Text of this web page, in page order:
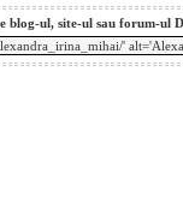
blog-ul, site-ul sau forum-ul